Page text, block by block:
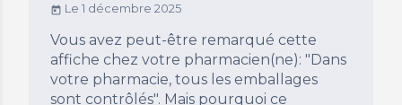
today Le 1 décembre 2025
Vous avez peut-être remarqué cette
affiche chez votre pharmacien(ne): "Dans
votre pharmacie, tous les emballages
sont contrôlés". Mais pourquoi ce